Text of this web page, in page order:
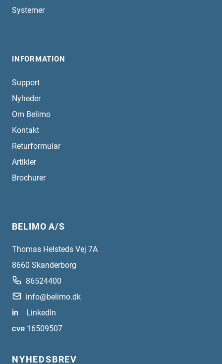
Systemer
INFORMATION
Support
Nyheder
Om Belimo
Kontakt
Returformular
Artikler
Brochurer
BELIMO A/S
Thomas Helsteds Vej 7A
8660 Skanderborg
86524400
info@belimo.dk
in
LinkedIn
CVR 16509507
NYHEDSBREV